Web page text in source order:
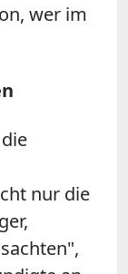
wer im
nur die